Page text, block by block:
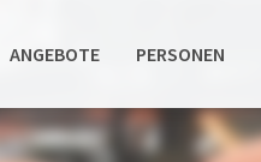
ANGEBOTE PERSONEN